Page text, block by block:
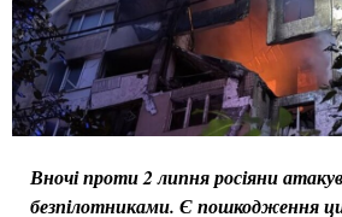
Вночі проти 2 липня росіяни
безпілотниками. Є пошкодження